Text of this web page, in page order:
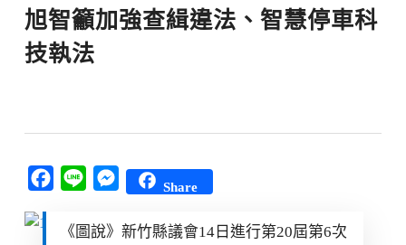
旭智籲加強查緝違法、智慧停車科
技執法
Facebook
Line Messenger
Share
《圖說》新竹縣議會14日進行第20屆第6次